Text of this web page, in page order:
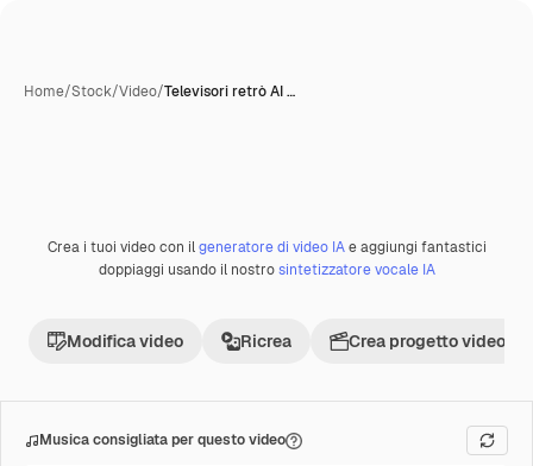
Home/Stock/Video/Televisori retrò AI …
Crea i tuoi video con ilgeneratore di video IAe aggiungi fantastici
doppiaggi usando il nostrosintetizzatore vocale IA
Modifica video Ricrea Crea progetto video
Musica consigliata per questo video